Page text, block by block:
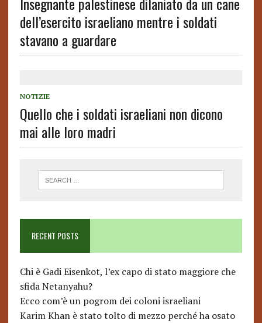
dell’esercito israeliano mentre i soldati
stavano a guardare
NOTIZIE
Quello che i soldati israeliani non dicono
mai alle loro madri
RECENT POSTS
Chi è Gadi Eisenkot, l’ex capo di stato maggiore che
sfida Netanyahu?
Ecco com’è un pogrom dei coloni israeliani
Karim Khan è stato tolto di mezzo perché ha osato